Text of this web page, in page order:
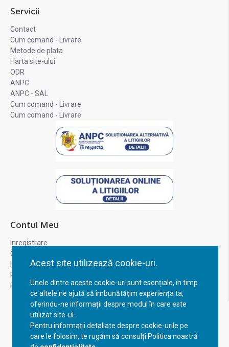
Acest site utilizează cookie-uri.
Unele dintre aceste cookie-uri sunt esențiale, în timp
ce altele ne ajută să îmbunătățim experiența ta,
oferindu-ne informații despre modul în care este
utilizat site-ul.
Pentru informații detaliate despre cookie-urile pe
care le folosim, te rugăm să consulți Politica noastră
Servicii
Contact
Cum comand - Livrare
Metode de plata
Harta site-ului
ODR
ANPC
ANPC - SAL
Cum comand - Livrare
Cum comand - Livrare
Contul Meu
Inregistrare
Contul meu
Istoric comenzi
Recuperare parola
Returnare produs